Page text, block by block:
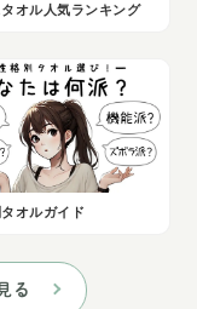
オル人気ランキング
オルガイド
る